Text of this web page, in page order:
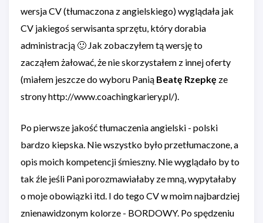
wersja CV (tłumaczona z angielskiego) wyglądała jak
CV jakiegoś serwisanta sprzętu, który dorabia
administracją 🙂 Jak zobaczyłem tą wersję to
zacząłem żałować, że nie skorzystałem z innej oferty
(miałem jeszcze do wyboru Panią Beatę Rzepkę ze
strony http://www.coachingkariery.pl/).
Po pierwsze jakość tłumaczenia angielski - polski
bardzo kiepska. Nie wszystko było przetłumaczone, a
opis moich kompetencji śmieszny. Nie wyglądało by to
tak źle jeśli Pani porozmawiałaby ze mną, wypytałaby
o moje obowiązki itd. I do tego CV w moim najbardziej
znienawidzonym kolorze - BORDOWY. Po spędzeniu